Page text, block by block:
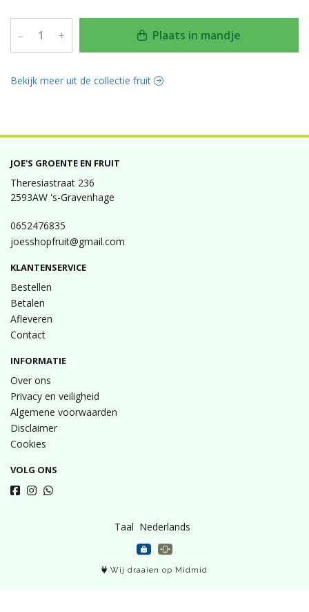
– + Plaats in mandje
Bekijk meer uit de collectie fruit
JOE'S GROENTE EN FRUIT
Theresiastraat 236
2593AW 's-Gravenhage
0652476835
joesshopfruit@gmail.com
KLANTENSERVICE
Bestellen
Betalen
Afleveren
Contact
INFORMATIE
Over ons
Privacy en veiligheid
Algemene voorwaarden
Disclaimer
Cookies
VOLG ONS
Taal
Wij draaien op Midmid